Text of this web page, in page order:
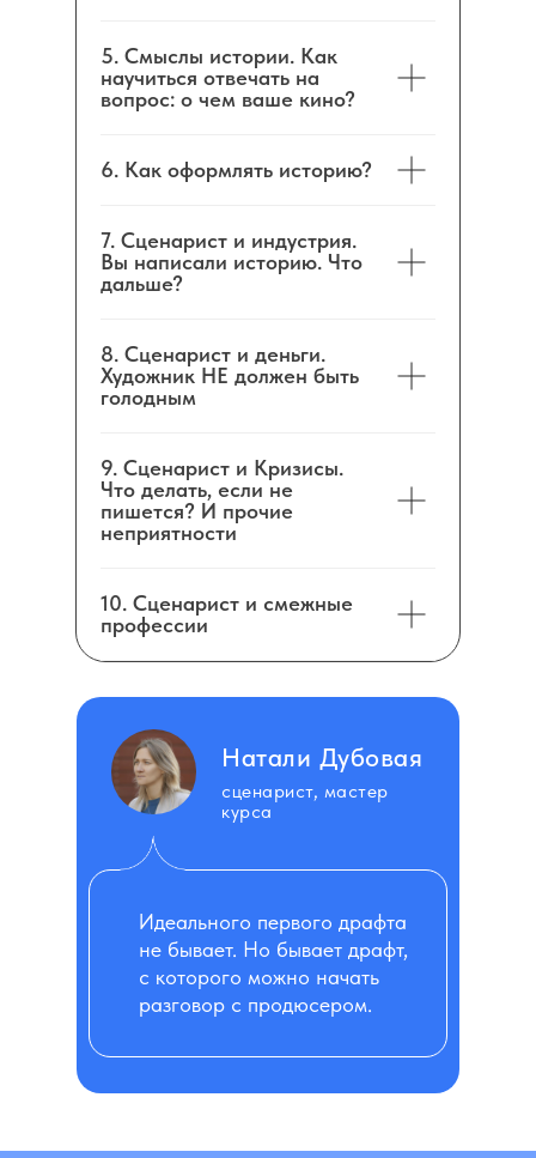
5. Смыслы истории. Как
научиться отвечать на
вопрос: о чем ваше кино?
6. Как оформлять историю?
7. Сценарист и индустрия.
Вы написали историю. Что
дальше?
8. Сценарист и деньги.
Художник НЕ должен быть
голодным
9. Сценарист и Кризисы.
Что делать, если не
пишется? И прочие
неприятности
10. Сценарист и смежные
профессии
Натали Дубовая
Идеального первого драфта
не бывает. Но бывает драфт,
с которого можно начать
разговор с продюсером.
сценарист, мастер
курса